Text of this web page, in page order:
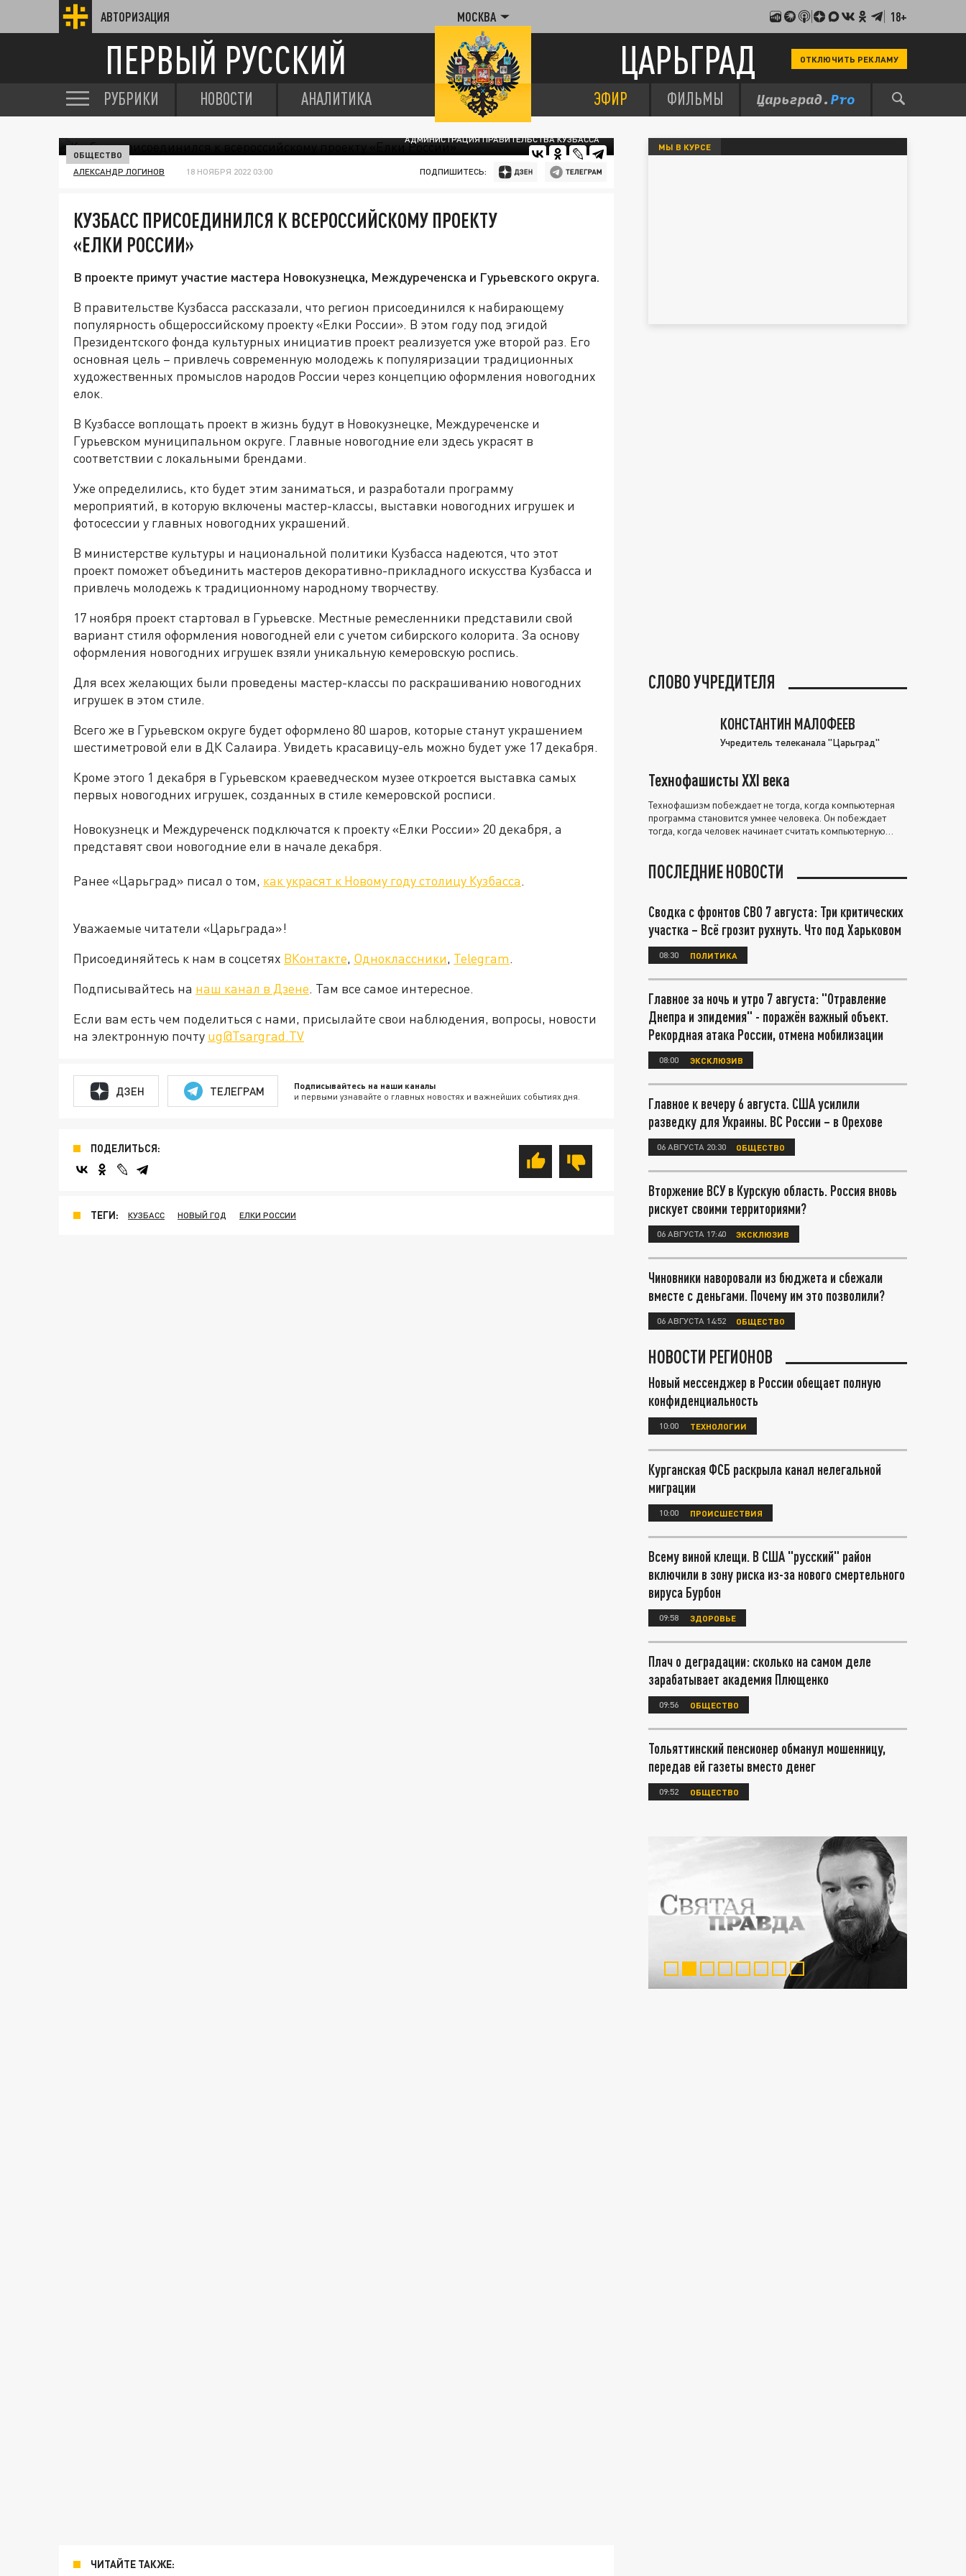
АВТОРИЗАЦИЯ МОСКВА 18+
ПЕРВЫЙ РУССКИЙ ЦАРЬГРАД ОТКЛЮЧИТЬ РЕКЛАМУ
РУБРИКИ НОВОСТИ АНАЛИТИКА ЭФИР ФИЛЬМЫ
АДМИНИСТРАЦИЯ ПРАВИТЕЛЬСТВА КУЗБАССА
ОБЩЕСТВО
АЛЕКСАНДР ЛОГИНОВ 18 НОЯБРЯ 2022 03:00 ПОДПИШИТЕСЬ:
КУЗБАСС ПРИСОЕДИНИЛСЯ К ВСЕРОССИЙСКОМУ ПРОЕКТУ
«ЕЛКИ РОССИИ»
В проекте примут участие мастера Новокузнецка, Междуреченска и Гурьевского округа.
В правительстве Кузбасса рассказали, что регион присоединился к набирающему
популярность общероссийскому проекту «Елки России». В этом году под эгидой
Президентского фонда культурных инициатив проект реализуется уже второй раз. Его
основная цель – привлечь современную молодежь к популяризации традиционных
художественных промыслов народов России через концепцию оформления новогодних
елок.
В Кузбассе воплощать проект в жизнь будут в Новокузнецке, Междуреченске и
Гурьевском муниципальном округе. Главные новогодние ели здесь украсят в
соответствии с локальными брендами.
Уже определились, кто будет этим заниматься, и разработали программу
мероприятий, в которую включены мастер-классы, выставки новогодних игрушек и
фотосессии у главных новогодних украшений.
В министерстве культуры и национальной политики Кузбасса надеются, что этот
проект поможет объединить мастеров декоративно-прикладного искусства Кузбасса и
привлечь молодежь к традиционному народному творчеству.
17 ноября проект стартовал в Гурьевске. Местные ремесленники представили свой
вариант стиля оформления новогодней ели с учетом сибирского колорита. За основу
оформления новогодних игрушек взяли уникальную кемеровскую роспись.
Для всех желающих были проведены мастер-классы по раскрашиванию новогодних
игрушек в этом стиле.
Всего же в Гурьевском округе будет оформлено 80 шаров, которые станут украшением
шестиметровой ели в ДК Салаира. Увидеть красавицу-ель можно будет уже 17 декабря.
Кроме этого 1 декабря в Гурьевском краеведческом музее откроется выставка самых
первых новогодних игрушек, созданных в стиле кемеровской росписи.
Новокузнецк и Междуреченск подключатся к проекту «Елки России» 20 декабря, а
представят свои новогодние ели в начале декабря.
Ранее «Царьград» писал о том, как украсят к Новому году столицу Кузбасса.
Уважаемые читатели «Царьграда»!
Присоединяйтесь к нам в соцсетях ВКонтакте, Одноклассники, Telegram.
Подписывайтесь на наш канал в Дзене. Там все самое интересное.
Если вам есть чем поделиться с нами, присылайте свои наблюдения, вопросы, новости
на электронную почту ug@Tsargrad.TV
ДЗЕН ТЕЛЕГРАМ Подписывайтесь на наши каналы
и первыми узнавайте о главных новостях и важнейших событиях дня.
ПОДЕЛИТЬСЯ:
ТЕГИ: КУЗБАСС НОВЫЙ ГОД ЕЛКИ РОССИИ
ЧИТАЙТЕ ТАКЖЕ:
МЫ В КУРСЕ
СЛОВО УЧРЕДИТЕЛЯ
КОНСТАНТИН МАЛОФЕЕВ
Учредитель телеканала "Царьград"
Технофашисты XXI века
Технофашизм побеждает не тогда, когда компьютерная
программа становится умнее человека. Он побеждает
тогда, когда человек начинает считать компьютерную
ПОСЛЕДНИЕ НОВОСТИ
Сводка с фронтов СВО 7 августа: Три критических
участка – Всё грозит рухнуть. Что под Харьковом
08:30 ПОЛИТИКА
Главное за ночь и утро 7 августа: "Отравление
Днепра и эпидемия" - поражён важный объект.
Рекордная атака России, отмена мобилизации
08:00 ЭКСКЛЮЗИВ
Главное к вечеру 6 августа. США усилили
разведку для Украины. ВС России – в Орехове
06 АВГУСТА 20:30 ОБЩЕСТВО
Вторжение ВСУ в Курскую область. Россия вновь
рискует своими территориями?
06 АВГУСТА 17:40 ЭКСКЛЮЗИВ
Чиновники наворовали из бюджета и сбежали
вместе с деньгами. Почему им это позволили?
06 АВГУСТА 14:52 ОБЩЕСТВО
НОВОСТИ РЕГИОНОВ
Новый мессенджер в России обещает полную
конфиденциальность
10:00 ТЕХНОЛОГИИ
Курганская ФСБ раскрыла канал нелегальной
миграции
10:00 ПРОИСШЕСТВИЯ
Всему виной клещи. В США "русский" район
включили в зону риска из-за нового смертельного
вируса Бурбон
09:58 ЗДОРОВЬЕ
Плач о деградации: сколько на самом деле
зарабатывает академия Плющенко
09:56 ОБЩЕСТВО
Тольяттинский пенсионер обманул мошенницу,
передав ей газеты вместо денег
09:52 ОБЩЕСТВО